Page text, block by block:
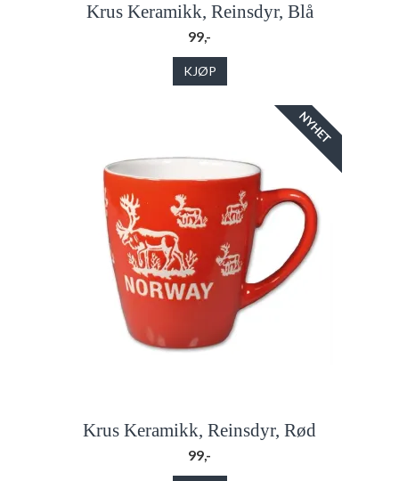
Krus Keramikk, Reinsdyr, Blå
99,-
KJØP
NYHET
Krus Keramikk, Reinsdyr, Rød
99,-